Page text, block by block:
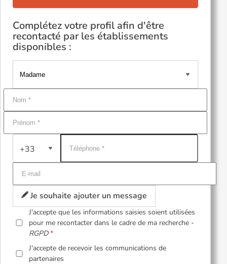
Complétez votre profil afin d'être
recontacté par les établissements
disponibles :
+33
Je souhaite ajouter un message
J'accepte que les informations saisies soient utilisées
pour me recontacter dans le cadre de ma recherche -
RGPD
J'accepte de recevoir les communications de
partenaires